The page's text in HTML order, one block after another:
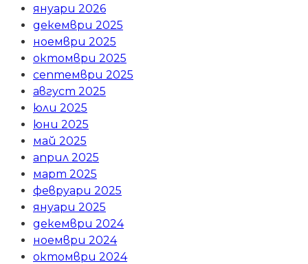
януари 2026
декември 2025
ноември 2025
октомври 2025
септември 2025
август 2025
юли 2025
юни 2025
май 2025
април 2025
март 2025
февруари 2025
януари 2025
декември 2024
ноември 2024
октомври 2024